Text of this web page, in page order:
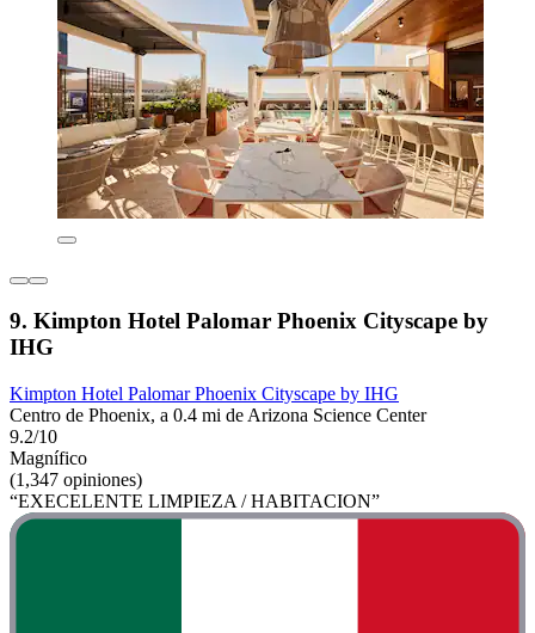
9. Kimpton Hotel Palomar Phoenix Cityscape by
IHG
Kimpton Hotel Palomar Phoenix Cityscape by IHG
Centro de Phoenix, a 0.4 mi de Arizona Science Center
9.2/10
Magnífico
(1,347 opiniones)
“EXECELENTE LIMPIEZA / HABITACION”